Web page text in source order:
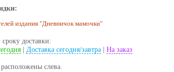
издания "Дневничок мамочки"
доставки:
Доставка сегодня/завтра На заказ
слева.